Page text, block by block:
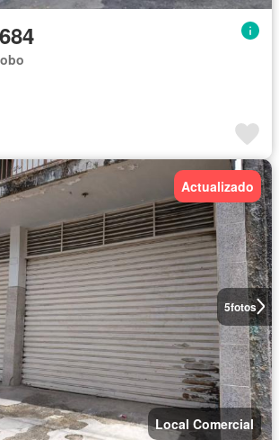
5fotos
Actualizado
Local Comercial